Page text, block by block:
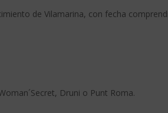
de Vilamarina, con fecha
Druni o Punt Roma.